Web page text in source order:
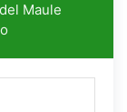
Maule